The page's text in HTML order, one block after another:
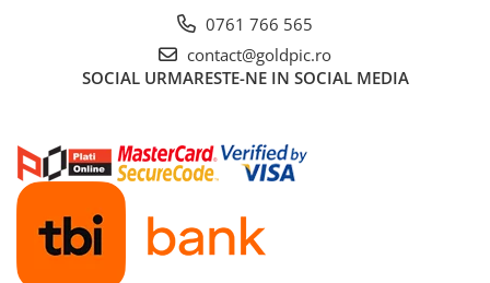
0761 766 565
contact@goldpic.ro
SOCIAL URMARESTE-NE IN SOCIAL MEDIA